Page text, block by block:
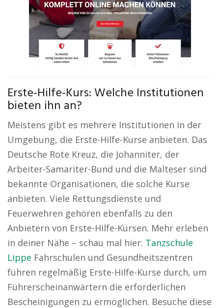
Erste-Hilfe-Kurs: Welche Institutionen
bieten ihn an?
Meistens gibt es mehrere Institutionen in der
Umgebung, die Erste-Hilfe-Kurse anbieten. Das
Deutsche Rote Kreuz, die Johanniter, der
Arbeiter-Samariter-Bund und die Malteser sind
bekannte Organisationen, die solche Kurse
anbieten. Viele Rettungsdienste und
Feuerwehren gehören ebenfalls zu den
Anbietern von Erste-Hilfe-Kursen. Mehr erleben
in deiner Nähe – schau mal hier: Tanzschule
Lippe Fahrschulen und Gesundheitszentren
führen regelmäßig Erste-Hilfe-Kurse durch, um
Führerscheinanwärtern die erforderlichen
Bescheinigungen zu ermöglichen. Besuche diese